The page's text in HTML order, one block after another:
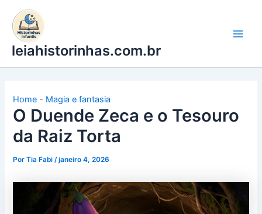
para
conteúdo
leiahistorinhas.com.br
Home - Magia e fantasia
O Duende Zeca e o Tesouro
da Raiz Torta
PorTia Fabi/janeiro 4, 2026